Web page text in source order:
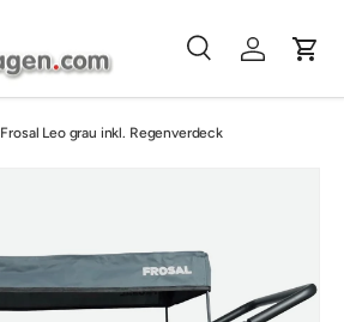
SucheEinloggen
Leo grau inkl. Regenverdeck